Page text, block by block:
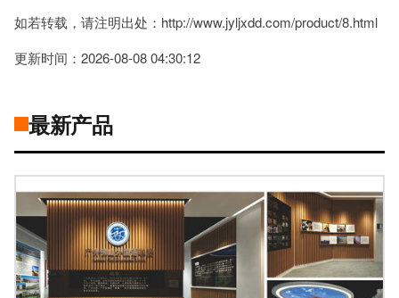
如若转载，请注明出处：http://www.jyljxdd.com/product/8.html
更新时间：2026-08-08 04:30:12
最新产品